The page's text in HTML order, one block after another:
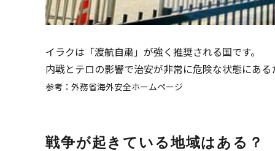
イラクは「渡航自粛」が強く推奨される国です。
内戦とテロの影響で治安が非常に危険な状態にあ
参考：外務省海外安全ホームページ
戦争が起きている地域はある？